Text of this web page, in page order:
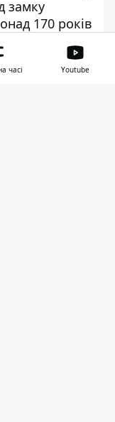
замку
170 років
на
новий
часі Youtube